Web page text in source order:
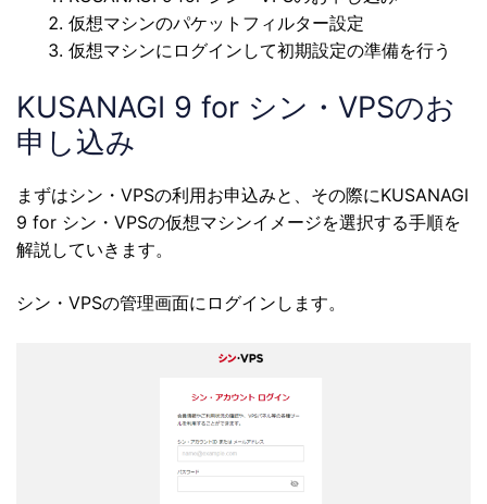
仮想マシンのパケットフィルター設定
仮想マシンにログインして初期設定の準備を行う
KUSANAGI 9 for シン・VPSのお
申し込み
まずはシン・VPSの利用お申込みと、その際にKUSANAGI
9 for シン・VPSの仮想マシンイメージを選択する手順を
解説していきます。
シン・VPSの管理画面にログインします。